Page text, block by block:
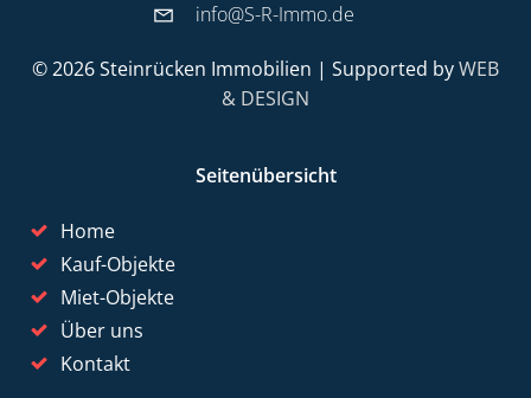
info@S-R-Immo.de
© 2026 Steinrücken Immobilien | Supported byWEB
& DESIGN
Seitenübersicht
Home
Kauf-Objekte
Miet-Objekte
Über uns
Kontakt